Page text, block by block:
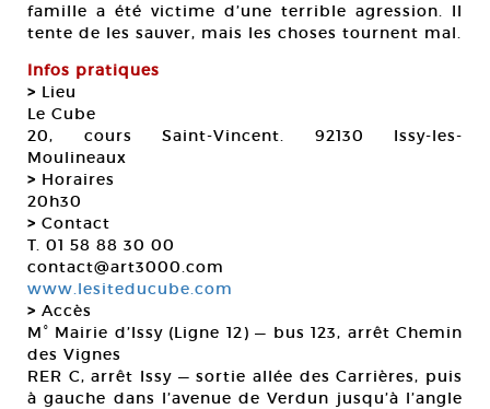
famille a été victime d’une terrible agression. Il
tente de les sauver, mais les choses tournent mal.
Infos pratiques
> Lieu
Le Cube
20, cours Saint-Vincent. 92130 Issy-les-
Moulineaux
> Horaires
20h30
> Contact
T. 01 58 88 30 00
contact@art3000.com
www.lesiteducube.com
> Accès
M° Mairie d’Issy (Ligne 12) — bus 123, arrêt Chemin
des Vignes
RER C, arrêt Issy — sortie allée des Carrières, puis
à gauche dans l’avenue de Verdun jusqu’à l’angle